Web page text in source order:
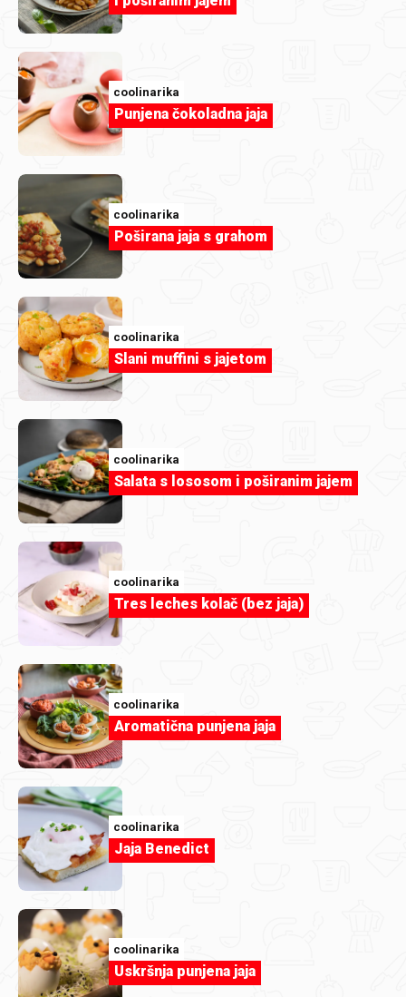
Mini uštipci
Mini uštipci
coolinarika
Punjena čokoladna jaja
coolinarika
Poširana jaja s grahom
coolinarika
Slani muffini s jajetom
coolinarika
Salata s lososom i poširanim jajem
coolinarika
Tres leches kolač (bez jaja)
coolinarika
Aromatična punjena jaja
coolinarika
Jaja Benedict
coolinarika
Uskršnja punjena jaja